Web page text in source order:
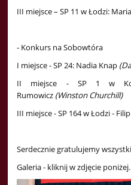
III miejsce – SP 11 w Łodzi:
- Konkurs na Sobowtóra
I miejsce - SP 24: Nadia Knap
II miejsce - SP 1 w
Rumowicz (Winston Churchill)
III miejsce - SP 164 w Łodzi -
Serdecznie gratulujemy
Galeria - kliknij w zdjęcie poniżej.